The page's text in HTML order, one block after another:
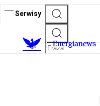
Serwisy
Energianews